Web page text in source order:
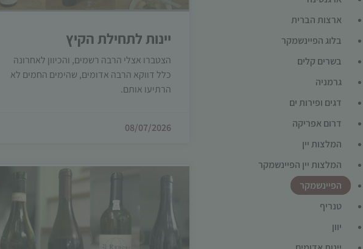
ארצות הברית
בלוג הפיינשמקר
בשרים קלים
גרמניה
דגים ופירות ים
דרום אפריקה
המלצות יין
המלצות יין הפיינשמקר
הפיינשמקר
טנריף
יוון
יינות לתחילת הקיץ
הצטברו אצלי הרבה רשמים, והכיוון לאחרונה
כלל דווקא הרבה אדומים, שהימים החמים לא
הרתיעו אותם.
08/07/2026